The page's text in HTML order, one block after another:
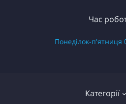
Категорії
Час
Понеділок-п'ятниця